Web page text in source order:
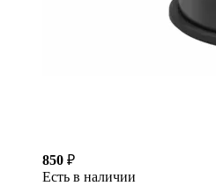
850 ₽
Есть в наличии